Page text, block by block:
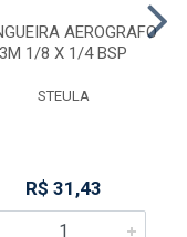
AEROGRAFO
3M 1/8 X 1/4 BSP
STEULA
R$ 31,43